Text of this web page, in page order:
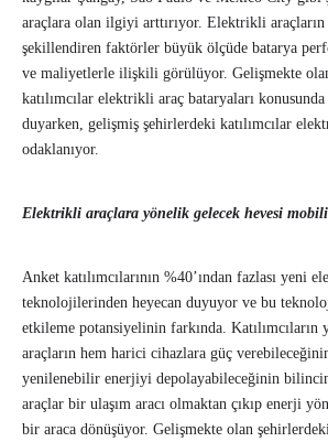
araçlara olan ilgiyi arttırıyor. Elektrikli araçların
şekillendiren faktörler büyük ölçüde batarya
ve maliyetlerle ilişkili görülüyor. Gelişmekte
katılımcılar elektrikli araç bataryaları
duyarken, gelişmiş şehirlerdeki katılımcılar
odaklanıyor.
Elektrikli araçlara yönelik gelecek hevesi
Anket katılımcılarının %40’ından fazlası yeni
teknolojilerinden heyecan duyuyor ve bu
etkileme potansiyelinin farkında. Katılımcıların
araçların hem harici cihazlara güç
yenilenebilir enerjiyi depolayabileceğinin
araçlar bir ulaşım aracı olmaktan çıkıp enerji
bir araca dönüşüyor. Gelişmekte olan